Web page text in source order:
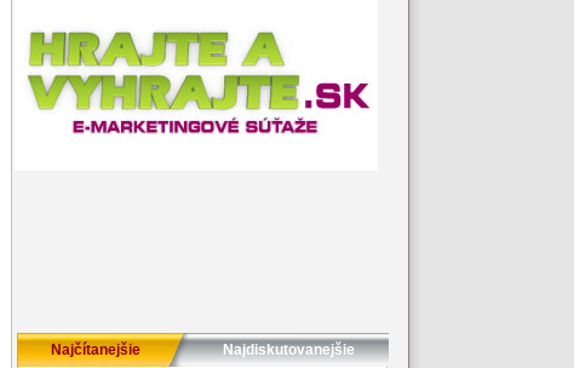
Najčítanejšie
Najdiskutovanejšie